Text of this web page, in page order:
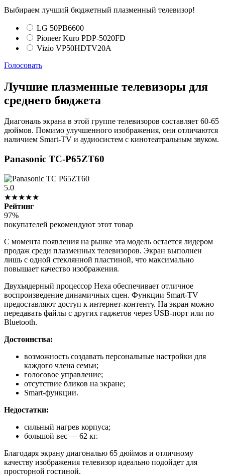
Выбираем лучший бюджетный плазменный телевизор!
LG 50PB6600
Pioneer Kuro PDP-5020FD
Vizio VP50HDTV20A
Голосовать
Лучшие плазменные телевизоры для
среднего бюджета
Диагональ экрана в этой группе телевизоров составляет 60-65
дюймов. Помимо улучшенного изображения, они отличаются
наличием Smart-TV и аудиосистем с кинотеатральным звуком.
Panasonic TC-P65ZT60
5.0
★★★★★
Рейтинг
97%
покупателей рекомендуют этот товар
С момента появления на рынке эта модель остается лидером
продаж среди плазменных телевизоров. Экран выполнен
лишь с одной стеклянной пластиной, что максимально
повышает качество изображения.
Двухъядерный процессор Hexa обеспечивает отличное
воспроизведение динамичных сцен. Функции Smart-TV
предоставляют доступ к интернет-контенту. На экран можно
передавать файлы с других гаджетов через USB-порт или по
Bluetooth.
Достоинства:
возможность создавать персональные настройки для
каждого члена семьи;
голосовое управление;
отсутствие бликов на экране;
Smart-функции.
Недостатки:
сильный нагрев корпуса;
большой вес — 62 кг.
Благодаря экрану диагональю 65 дюймов и отличному
качеству изображения телевизор идеально подойдет для
просторной гостиной.